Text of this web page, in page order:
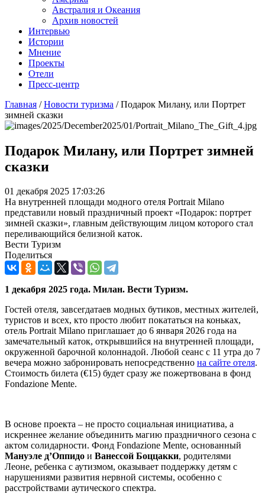
Австралия и Океания
Архив новостей
Интервью
Истории
Мнение
Проекты
Отели
Пресс-центр
Главная /Новости туризма /Подарок Милану, или Портрет
зимней сказки
Подарок Милану, или Портрет зимней
сказки
01 декабря 2025 17:03:26
На внутренней площади модного отеля Portrait Milano
представили новый праздничный проект «Подарок: портрет
зимней сказки», главным действующим лицом которого стал
переливающийся белизной каток.
Вести Туризм
Поделиться
1 декабря 2025 года. Милан. Вести Туризм.
Гостей отеля, завсегдатаев модных бутиков, местных жителей,
туристов и всех, кто просто любит покататься на коньках,
отель Portrait Milano приглашает до 6 января 2026 года на
замечательный каток, открывшийся на внутренней площади,
окруженной барочной колоннадой. Любой сеанс с 11 утра до 7
вечера можно забронировать непосредственно на сайте отеля.
Стоимость билета (€15) будет сразу же пожертвована в фонд
Fondazione Mente.
В основе проекта – не просто социальная инициатива, а
искреннее желание объединить магию праздничного сезона с
актом солидарности. Фонд Fondazione Mente, основанный
Мануэле д’Оппидо и Ванессой Боццакки, родителями
Леоне, ребенка с аутизмом, оказывает поддержку детям с
нарушениями развития нервной системы, особенно с
расстройствами аутического спектра.